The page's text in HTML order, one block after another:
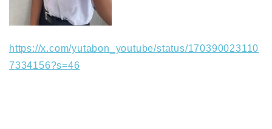
https://x.com/yutabon_youtube/status/170390023110
7334156?s=46